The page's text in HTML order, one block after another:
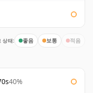
상태: 좋음 보통 적음
40%